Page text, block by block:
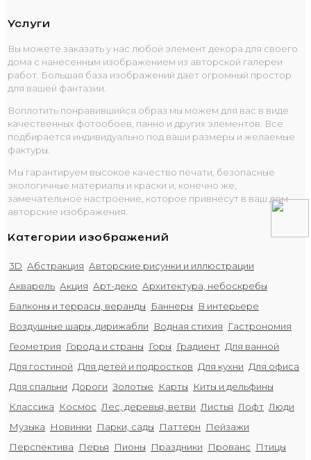
Услуги
Вы можете заказать у нас любой элемент декора для своего
дома с нанесенным изображением из авторской галереи
работ. Большая база изображений дает огромный простор
для вашей фантазии.
Воплотить понравившийся образ мы можем для вас в виде
качественных фотообоев, панно и других элементов. Все
подбирается индивидуально под ваши размеры и желаемые
фактуры.
Мы гарантируем высокое качество печати, безопасные
экологичные материалы и краски и, конечно же,
замечательное настроение, которое привнесут в ваш дом
авторские изображения.
Категории изображений
3D Абстракция Авторские рисунки и иллюстрации
Акварель Акция Арт-деко Архитектура, небоскребы
Балконы и террасы, веранды
Баннеры
В интерьере
Воздушные шары, дирижабли
Водная стихия
Гастрономия
Геометрия
Города и страны Горы Градиент Для ванной
Для гостиной Для детей и подростков Для кухни Для офиса
Для спальни Дороги Золотые Карты
Киты и дельфины
Классика
Космос Лес, деревья, ветви Листья Лофт Люди
Музыка
Новинки Парки, сады Паттерн
Пейзажи
Перспектива
Перья Пионы Праздники Прованс
Птицы